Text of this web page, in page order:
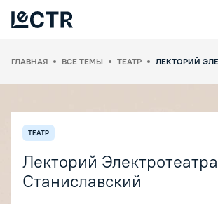
ГЛАВНАЯ ВСЕ ТЕМЫ ТЕАТР ЛЕКТОРИЙ
ТЕАТР
Лекторий Электротеатра
Станиславский